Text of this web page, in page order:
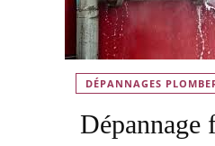
DÉPANNAGES
Dépannage